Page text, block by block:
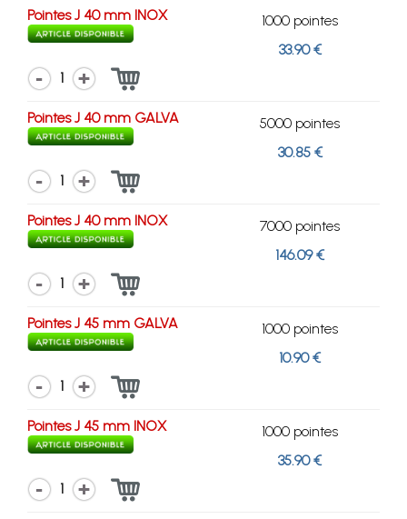
Pointes J 40 mm INOX
1000 pointes
33.90 €
1
Pointes J 40 mm GALVA
5000 pointes
30.85 €
1
Pointes J 40 mm INOX
7000 pointes
146.09 €
1
Pointes J 45 mm GALVA
1000 pointes
10.90 €
1
Pointes J 45 mm INOX
1000 pointes
35.90 €
1